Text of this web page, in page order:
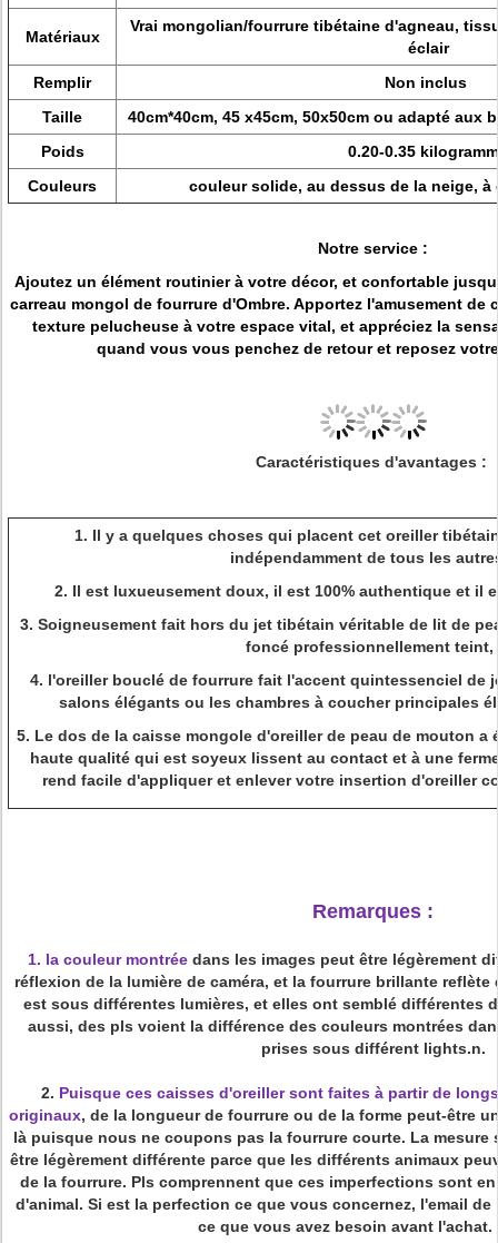
Matériaux
Vrai mongolian/fourrure tibétaine d'agneau,
éclair
Remplir
Non inclus
Taille
40cm*40cm, 45 x45cm, 50x50cm ou adapté
Poids
0.20-0.35
Couleurs
couleur solide, au dessus de la neige,
Notre service :
Ajoutez un élément routinier à votre décor, et confortable
carreau mongol de fourrure d'Ombre. Apportez l'amusement
texture pelucheuse à votre espace vital, et appréciez la
quand vous vous penchez de retour et reposez
Caractéristiques d'avantages :
1. Il y a quelques choses qui placent cet oreiller
indépendamment de tous les
2. Il est luxueusement doux, il est 100% authentique et il
3. Soigneusement fait hors du jet tibétain véritable de lit de
foncé professionnellement teint,
4. l'oreiller bouclé de fourrure fait l'accent quintessenciel de
salons élégants ou les chambres à coucher principales
5. Le dos de la caisse mongole d'oreiller de peau de mouton a
haute qualité qui est soyeux lissent au contact et à une
rend facile d'appliquer et enlever votre insertion d'oreiller
Remarques :
1. la couleur montrée dans les images peut être légèrement
réflexion de la lumière de caméra, et la fourrure brillante
est sous différentes lumières, et elles ont semblé différentes
aussi, des pls voient la différence des couleurs montrées
prises sous différent lights.n.
2. Puisque ces caisses d'oreiller sont faites à partir de
originaux, de la longueur de fourrure ou de la forme peut-être
là puisque nous ne coupons pas la fourrure courte. La mesure
être légèrement différente parce que les différents animaux
de la fourrure. Pls comprennent que ces imperfections sont
d'animal. Si est la perfection ce que vous concernez, l'email
ce que vous avez besoin avant l'achat.